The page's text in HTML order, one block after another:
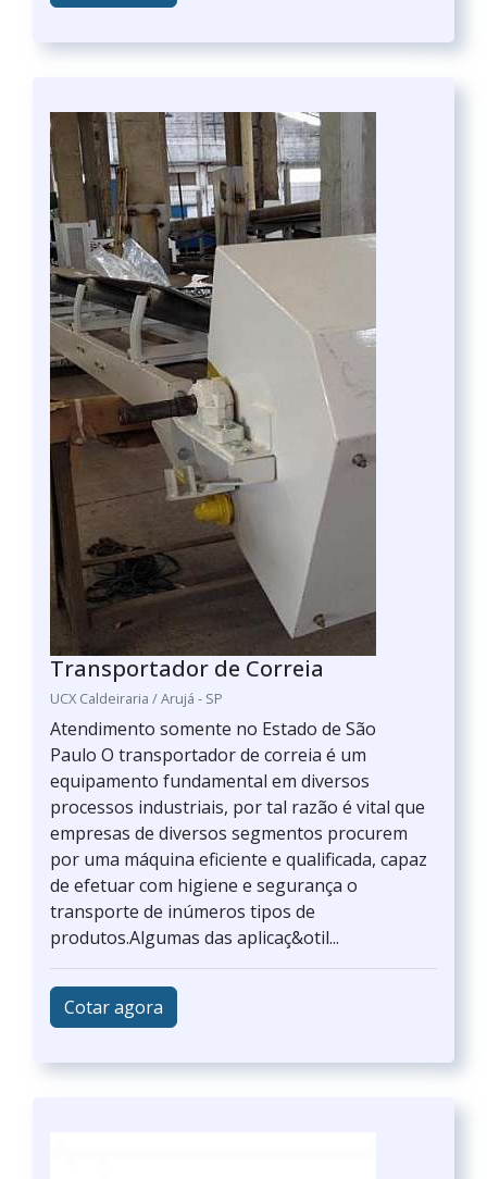
Transportador de Correia
UCX Caldeiraria / Arujá - SP
Atendimento somente no Estado de São
Paulo O transportador de correia é um
equipamento fundamental em diversos
processos industriais, por tal razão é vital que
empresas de diversos segmentos procurem
por uma máquina eficiente e qualificada, capaz
de efetuar com higiene e segurança o
transporte de inúmeros tipos de
produtos.Algumas das aplicaç&otil...
Cotar agora